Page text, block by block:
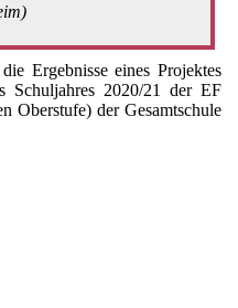
Ergebnisse eines Projektes
Schuljahres 2020/21 der EF
Oberstufe) der Gesamtschule